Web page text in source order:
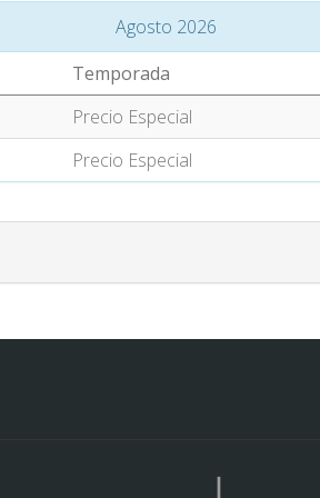
Agosto 2026
Temporada
Precio Especial
Precio Especial